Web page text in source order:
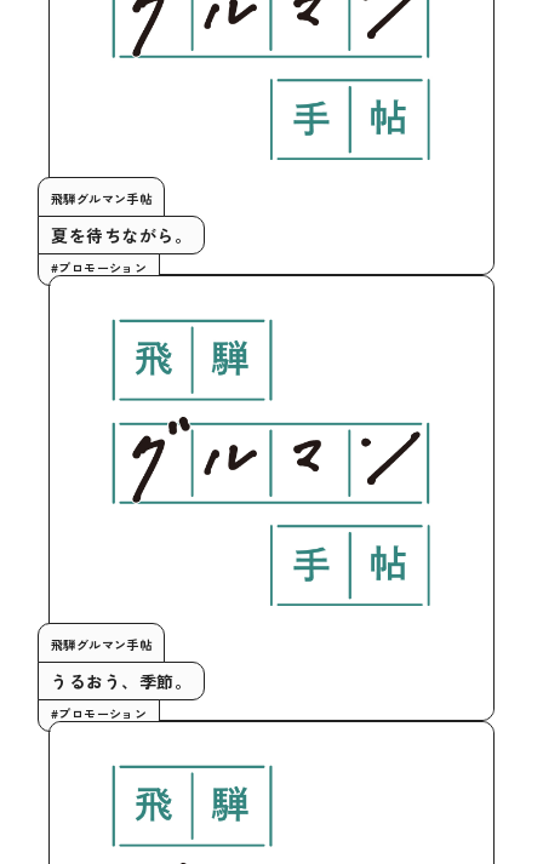
飛騨グルマン手帖
夏を待ちながら。
#プロモーション
飛騨グルマン手帖
うるおう、季節。
#プロモーション